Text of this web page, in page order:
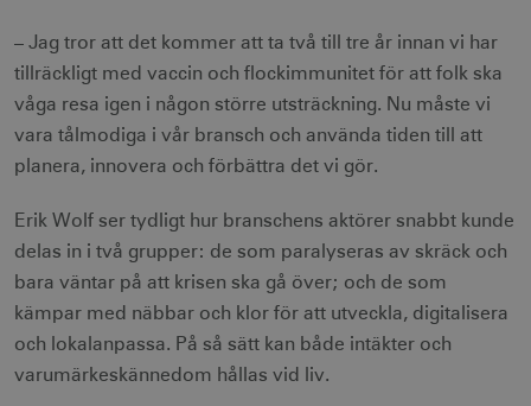
– Jag tror att det kommer att ta två till tre år innan vi har
tillräckligt med vaccin och flockimmunitet för att folk ska
våga resa igen i någon större utsträckning. Nu måste vi
vara tålmodiga i vår bransch och använda tiden till att
planera, innovera och förbättra det vi gör.
Erik Wolf ser tydligt hur branschens aktörer snabbt kunde
delas in i två grupper: de som paralyseras av skräck och
bara väntar på att krisen ska gå över; och de som
kämpar med näbbar och klor för att utveckla, digitalisera
och lokalanpassa. På så sätt kan både intäkter och
varumärkeskännedom hållas vid liv.